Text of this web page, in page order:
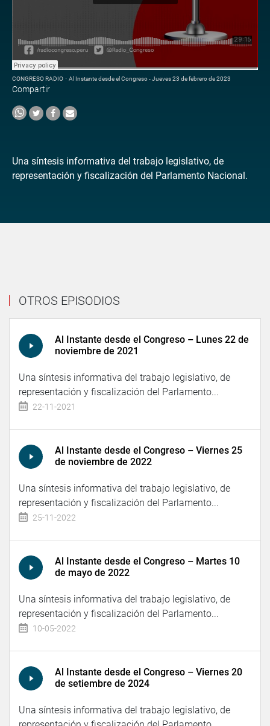
CONGRESO RADIO · Al Instante desde el Congreso - Jueves 23 de febrero de 2023
Compartir
Una síntesis informativa del trabajo legislativo, de
representación y fiscalización del Parlamento Nacional.
OTROS EPISODIOS
Al Instante desde el Congreso – Lunes 22 de
noviembre de 2021
Una síntesis informativa del trabajo legislativo, de
representación y fiscalización del Parlamento...
22-11-2021
Al Instante desde el Congreso – Viernes 25
de noviembre de 2022
Una síntesis informativa del trabajo legislativo, de
representación y fiscalización del Parlamento...
25-11-2022
Al Instante desde el Congreso – Martes 10
de mayo de 2022
Una síntesis informativa del trabajo legislativo, de
representación y fiscalización del Parlamento...
10-05-2022
Al Instante desde el Congreso – Viernes 20
de setiembre de 2024
Una síntesis informativa del trabajo legislativo, de